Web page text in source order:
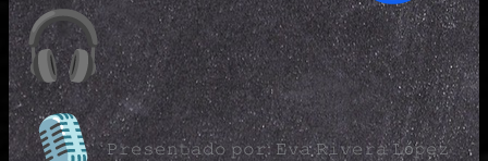
𝙿𝚛𝚎𝚜𝚎𝚗𝚝𝚊𝚍𝚘 𝚙𝚘𝚛: 𝙴𝚟𝚊 𝚁𝚒𝚟𝚎𝚛𝚊 𝙻ó𝚙𝚎𝚣